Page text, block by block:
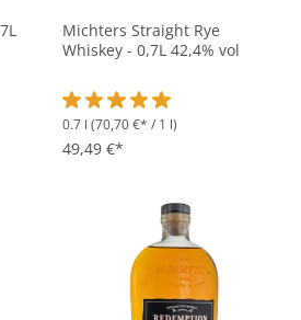
von 5 von 5 Sternen
Michters Straight Rye
Whiskey - 0,7L 42,4% vol
Durchschnittliche Bewertung
0.7 l (70,70 €* / 1 l)
49,49 €*